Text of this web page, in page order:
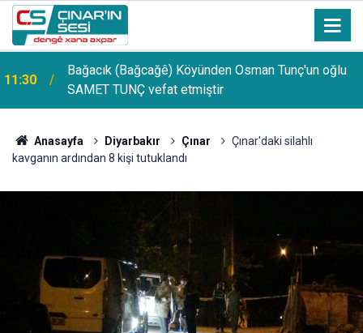
11:30
Bağacık (Bağcağê) Köyünden Osman Tunç'un oğlu
SAMET TUNÇ vefat etmiştir
Anasayfa Diyarbakır Çınar
Çınar'daki silahlı
kavganın ardından 8 kişi tutuklandı